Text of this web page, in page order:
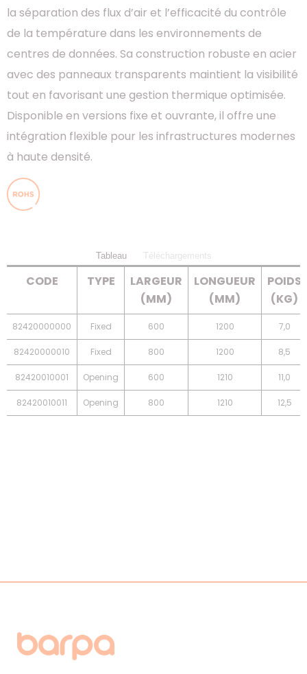
la séparation des flux d’air et l’efficacité du contrôle
de la température dans les environnements de
centres de données. Sa construction robuste en acier
avec des panneaux transparents maintient la visibilité
tout en favorisant une gestion thermique optimisée.
Disponible en versions fixe et ouvrante, il offre une
intégration flexible pour les infrastructures modernes
à haute densité.
Tableau Téléchargements
CODE TYPE
LARGEUR
(MM)
LONGUEUR
(MM)
POIDS
(KG)
82420000000 Fixed 600 1200 7,0
82420000010 Fixed 800 1200 8,5
82420010001 Opening 600 1210 11,0
82420010011 Opening 800 1210 12,5